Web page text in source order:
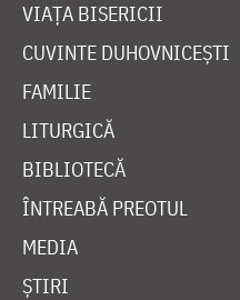
VIAȚA BISERICII
CUVINTE DUHOVNICEȘTI
FAMILIE
LITURGICĂ
BIBLIOTECĂ
ÎNTREABĂ PREOTUL
MEDIA
ȘTIRI